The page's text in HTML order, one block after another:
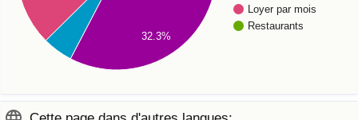
Loyer par mois
Restaurants
32.3%